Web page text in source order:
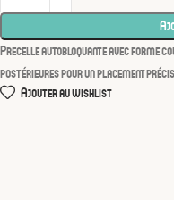
Precelle autobloquante avec forme
postérieures pour un placement
Ajouter au wishlist